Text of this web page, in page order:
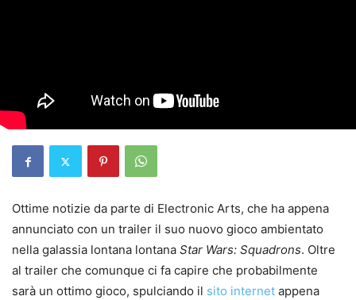
Ottime notizie da parte di Electronic Arts, che ha appena
annunciato con un trailer il suo nuovo gioco ambientato
nella galassia lontana lontana Star Wars: Squadrons. Oltre
al trailer che comunque ci fa capire che probabilmente
sarà un ottimo gioco, spulciando il sito internet appena